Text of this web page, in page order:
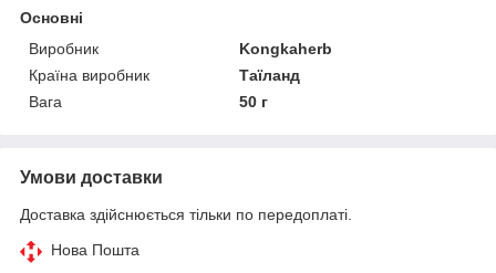
Основні
Виробник
Kongkaherb
Країна виробник
Таїланд
Вага
50 г
Умови доставки
Доставка здійснюється тільки по передоплаті.
Нова Пошта